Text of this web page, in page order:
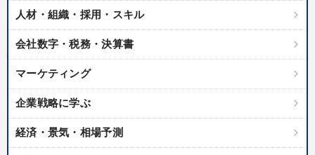
人材・組織・採用・スキル
会社数字・税務・決算書
マーケティング
企業戦略に学ぶ
経済・景気・相場予測